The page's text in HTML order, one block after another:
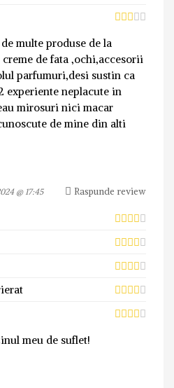
multe produse de la
de fata ,ochi,accesorii
parfumuri,desi sustin ca
experiente neplacute in
mirosuri nici macar
de mine din alti
@ 17:45 Raspunde review
meu de suflet!